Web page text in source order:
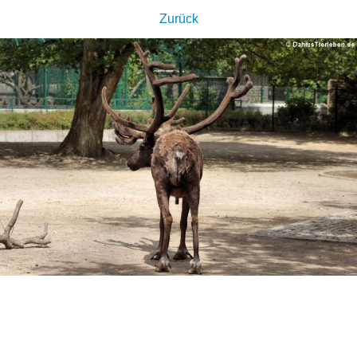
Zurück